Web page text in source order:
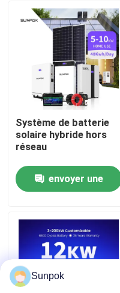
Vidéos
À propos de nous
Visite de l'usine
Contrôle qualité
Contactez-nous
Les affaires
Demander un devis
Système de batterie
solaire hybride hors
réseau
envoyer une
Sunpok